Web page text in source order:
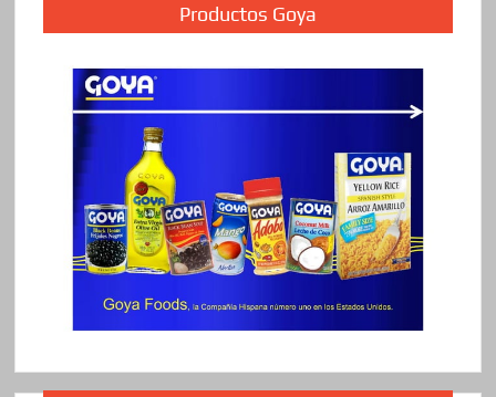
Productos Goya